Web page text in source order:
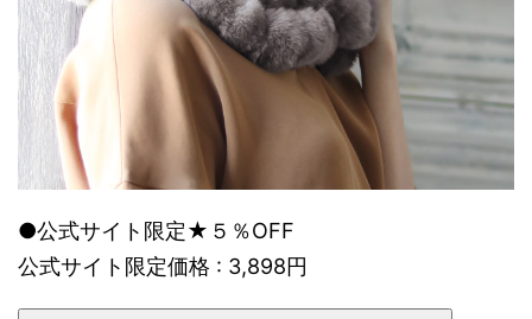
●公式サイト限定★５％OFF
公式サイト限定価格 : 3,898円